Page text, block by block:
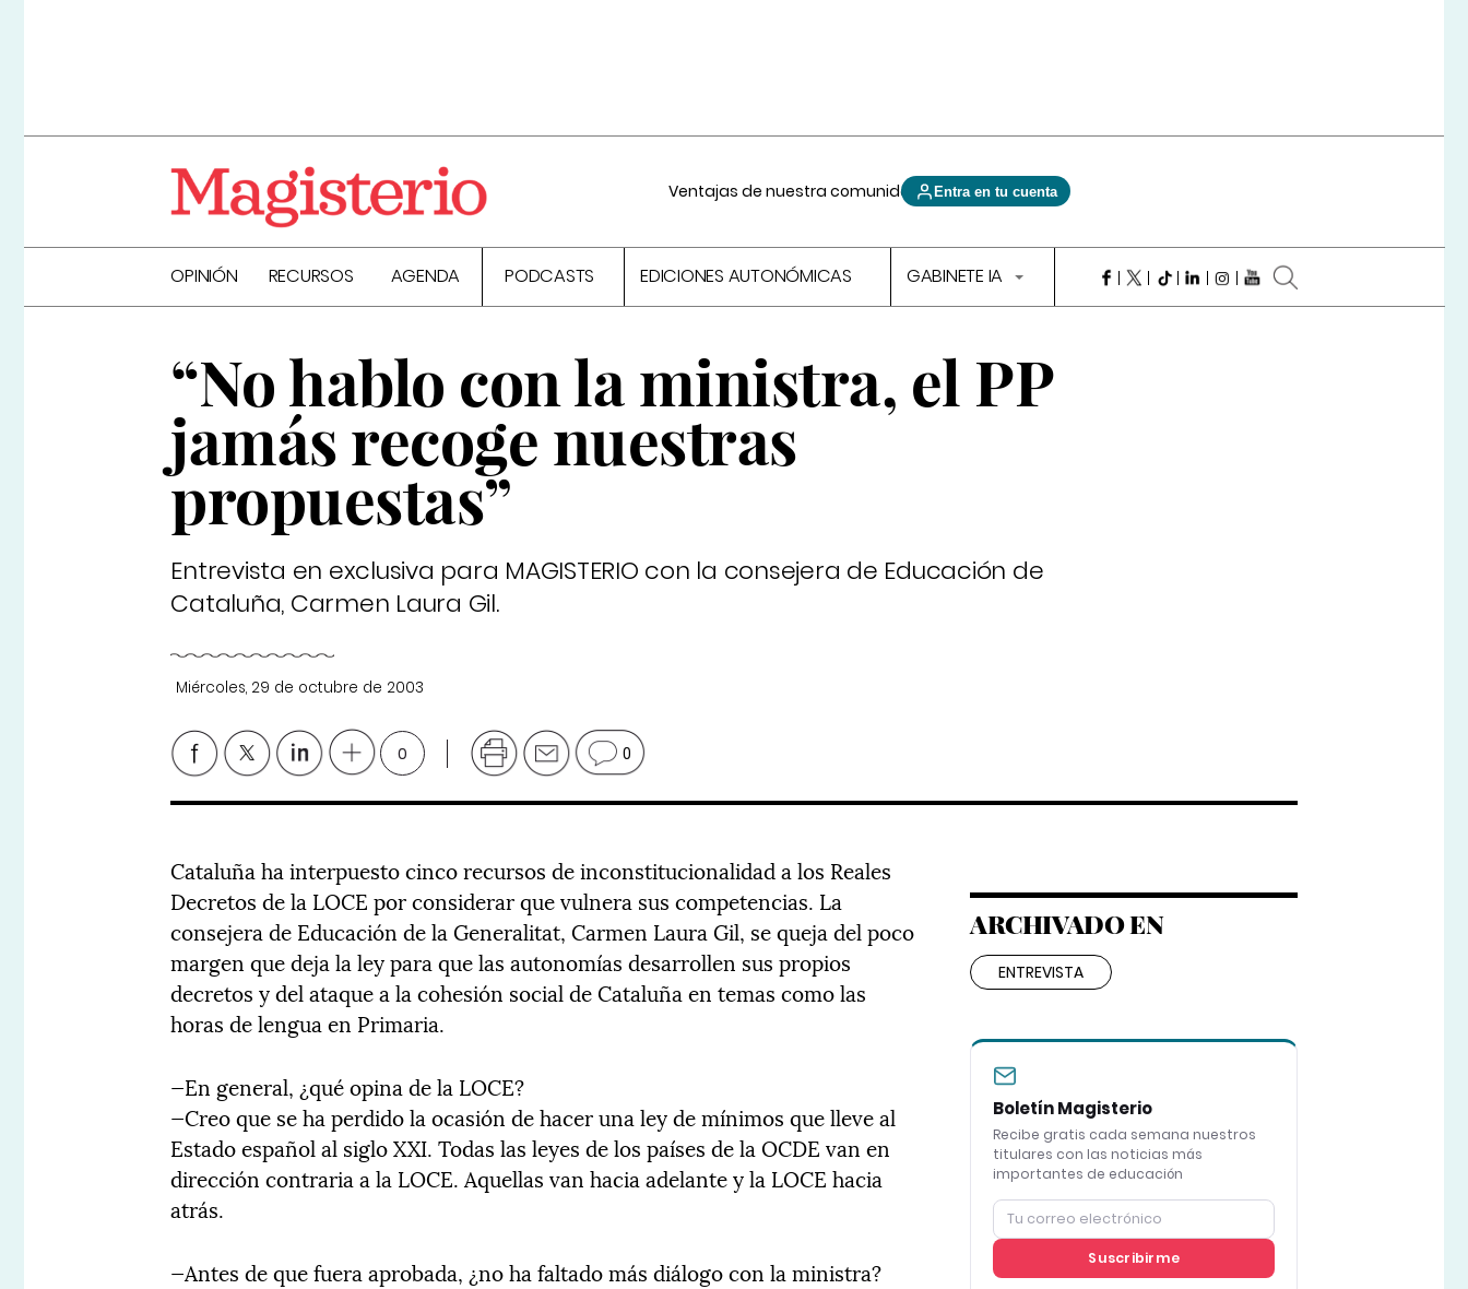
Ventajas de nuestra comunidad Entra en tu cuenta
OPINIÓN RECURSOS AGENDA PODCASTS EDICIONES AUTONÓMICAS GABINETE IA
“No hablo con la ministra, el PP
jamás recoge nuestras
propuestas”
Entrevista en exclusiva para MAGISTERIO con la consejera de Educación de
Cataluña, Carmen Laura Gil.
Miércoles, 29 de octubre de 2003
0 0
Cataluña ha interpuesto cinco recursos de inconstitucionalidad a los Reales
Decretos de la LOCE por considerar que vulnera sus competencias. La
consejera de Educación de la Generalitat, Carmen Laura Gil, se queja del poco
margen que deja la ley para que las autonomías desarrollen sus propios
decretos y del ataque a la cohesión social de Cataluña en temas como las
horas de lengua en Primaria.
—En general, ¿qué opina de la LOCE?
—Creo que se ha perdido la ocasión de hacer una ley de mínimos que lleve al
Estado español al siglo XXI. Todas las leyes de los países de la OCDE van en
dirección contraria a la LOCE. Aquellas van hacia adelante y la LOCE hacia
atrás.
—Antes de que fuera aprobada, ¿no ha faltado más diálogo con la ministra?
ARCHIVADO EN
ENTREVISTA
Boletín Magisterio
Recibe gratis cada semana nuestros
titulares con las noticias más
importantes de educación
Suscribirme